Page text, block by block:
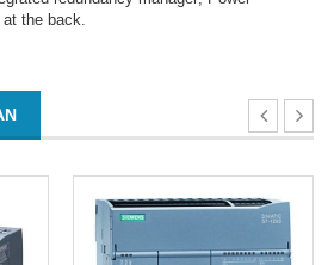
the back.